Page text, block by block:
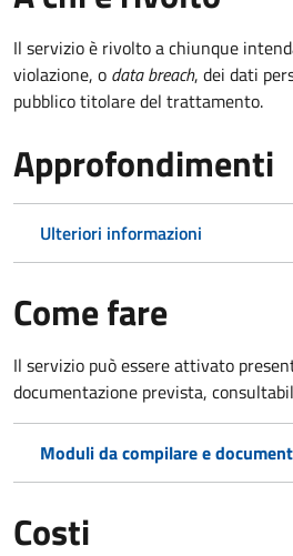
Il servizio è rivolto a chiunque
violazione, o data breach, dei dati
pubblico titolare del trattamento.
Approfondimenti
Ulteriori informazioni
Come fare
Il servizio può essere attivato
documentazione prevista,
Moduli da compilare e
Costi